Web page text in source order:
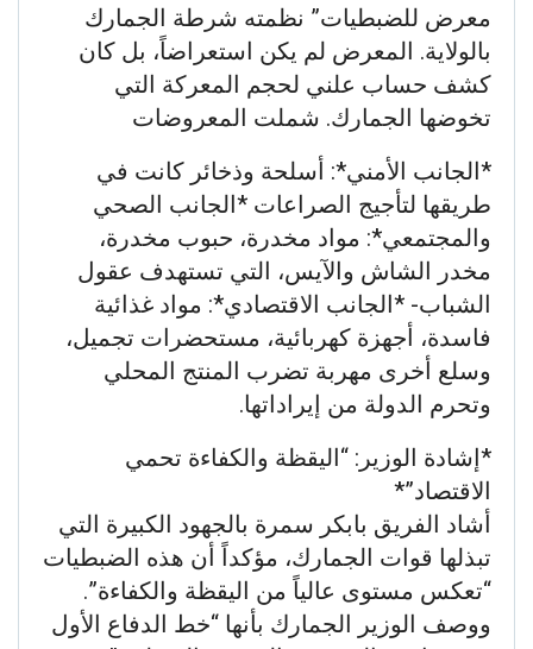
معرض للضبطيات” نظمته شرطة الجمارك
بالولاية. المعرض لم يكن استعراضاً، بل كان
كشف حساب علني لحجم المعركة التي
تخوضها الجمارك. شملت المعروضات
*الجانب الأمني*: أسلحة وذخائر كانت في
طريقها لتأجيج الصراعات *الجانب الصحي
والمجتمعي*: مواد مخدرة، حبوب مخدرة،
مخدر الشاش والآيس، التي تستهدف عقول
الشباب- *الجانب الاقتصادي*: مواد غذائية
فاسدة، أجهزة كهربائية، مستحضرات تجميل،
وسلع أخرى مهربة تضرب المنتج المحلي
وتحرم الدولة من إيراداتها.
*إشادة الوزير: “اليقظة والكفاءة تحمي
الاقتصاد”*
أشاد الفريق بابكر سمرة بالجهود الكبيرة التي
تبذلها قوات الجمارك، مؤكداً أن هذه الضبطيات
“تعكس مستوى عالياً من اليقظة والكفاءة”.
ووصف الوزير الجمارك بأنها “خط الدفاع الأول